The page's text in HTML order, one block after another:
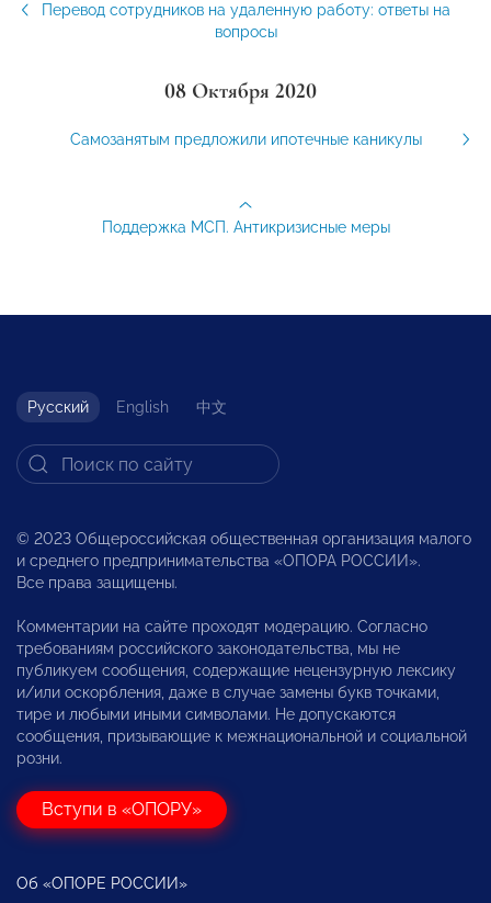
Перевод сотрудников на удаленную работу: ответы на
вопросы
08 Октября 2020
Самозанятым предложили ипотечные каникулы
Поддержка МСП. Антикризисные меры
Русский English 中文
© 2023 Общероссийская общественная организация малого
и среднего предпринимательства «ОПОРА РОССИИ».
Все права защищены.
Комментарии на сайте проходят модерацию. Согласно
требованиям российского законодательства, мы не
публикуем сообщения, содержащие нецензурную лексику
и/или оскорбления, даже в случае замены букв точками,
тире и любыми иными символами. Не допускаются
сообщения, призывающие к межнациональной и социальной
розни.
Вступи в «ОПОРУ»
Об «ОПОРЕ РОССИИ»